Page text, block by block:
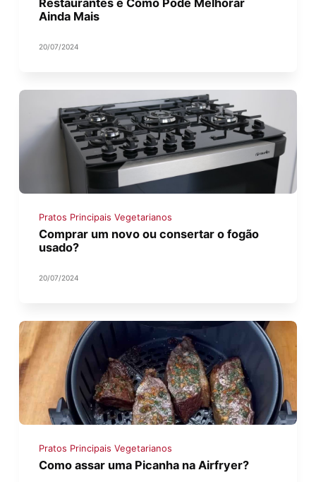
Restaurantes e Como Pode Melhorar
Ainda Mais
20/07/2024
Pratos Principais Vegetarianos
Comprar um novo ou consertar o fogão
usado?
20/07/2024
Pratos Principais Vegetarianos
Como assar uma Picanha na Airfryer?